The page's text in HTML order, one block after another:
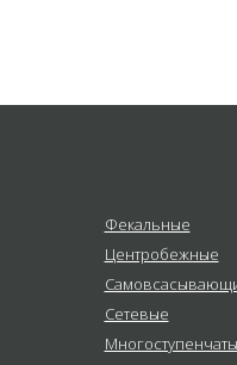
Фекальные
Центробежные
Сетевые